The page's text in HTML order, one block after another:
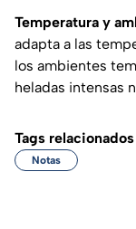
Temperatura y
adapta a las
los ambientes
heladas intensas
Tags relacionados
Notas